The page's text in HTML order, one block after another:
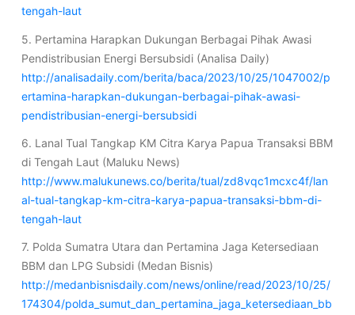
tengah-laut
5. Pertamina Harapkan Dukungan Berbagai Pihak Awasi
Pendistribusian Energi Bersubsidi (Analisa Daily)
http://analisadaily.com/berita/baca/2023/10/25/1047002/p
ertamina-harapkan-dukungan-berbagai-pihak-awasi-
pendistribusian-energi-bersubsidi
6. Lanal Tual Tangkap KM Citra Karya Papua Transaksi BBM
di Tengah Laut (Maluku News)
http://www.malukunews.co/berita/tual/zd8vqc1mcxc4f/lan
al-tual-tangkap-km-citra-karya-papua-transaksi-bbm-di-
tengah-laut
7. Polda Sumatra Utara dan Pertamina Jaga Ketersediaan
BBM dan LPG Subsidi (Medan Bisnis)
http://medanbisnisdaily.com/news/online/read/2023/10/25/
174304/polda_sumut_dan_pertamina_jaga_ketersediaan_bb